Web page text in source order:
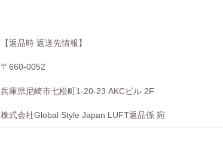
【返品時 返送先情報】
〒660-0052
兵庫県尼崎市七松町1-20-23 AKCビル 2F
株式会社Global Style Japan LUFT返品係 宛